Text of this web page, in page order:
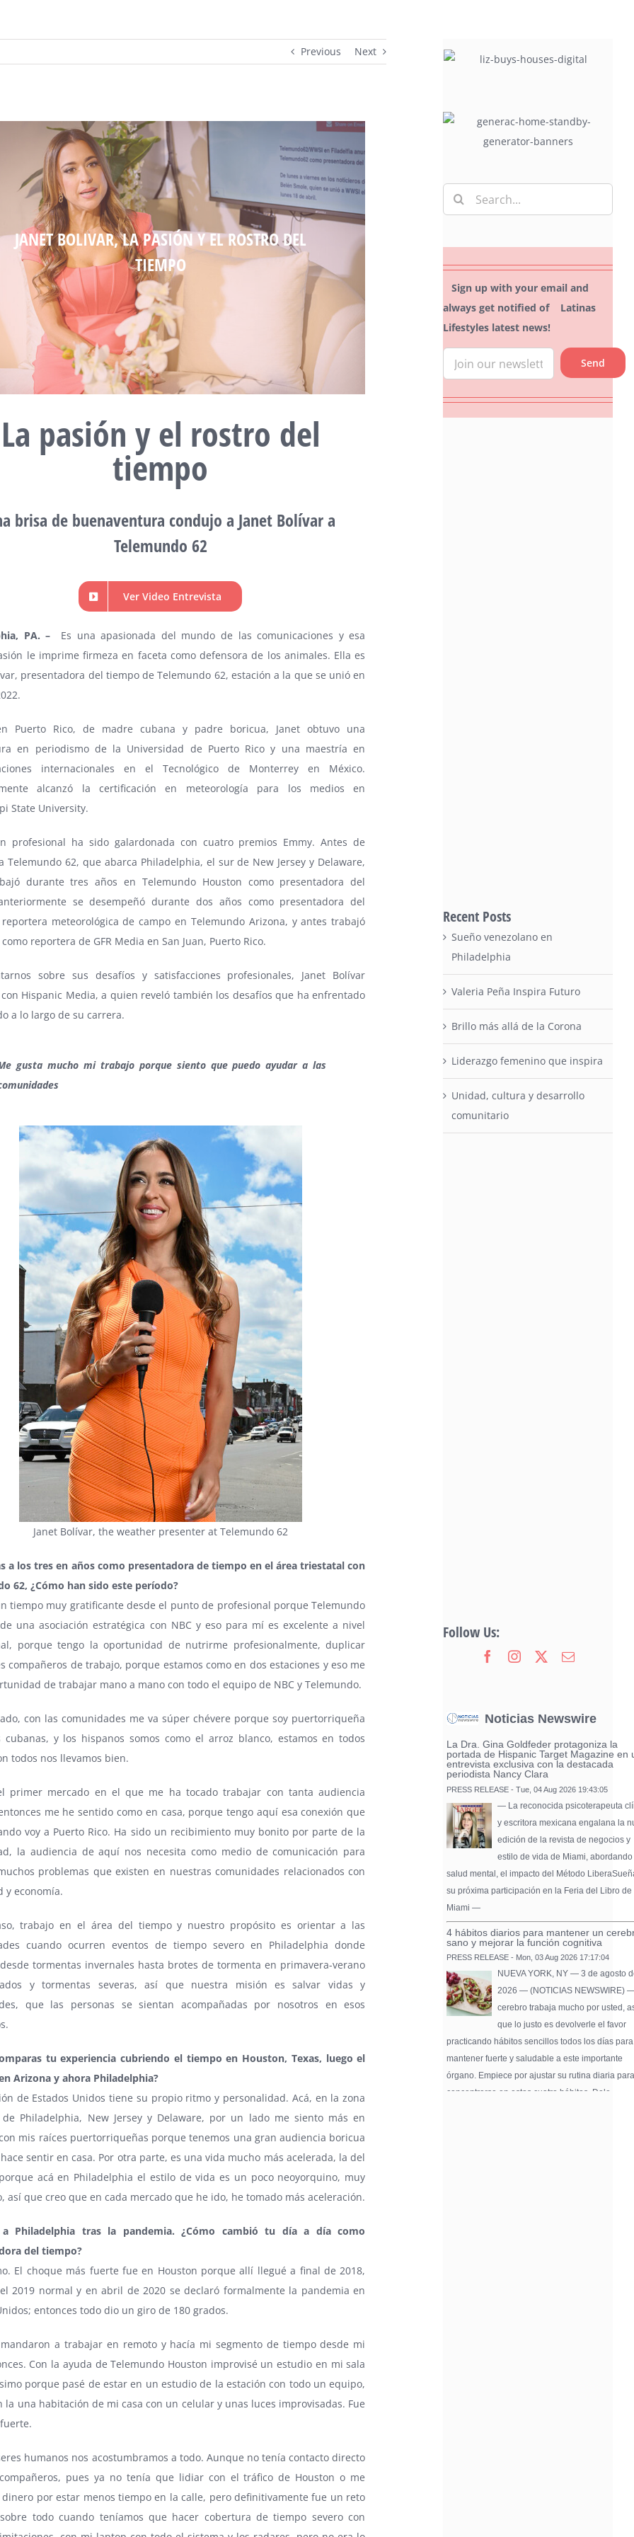
Previous Next
JANET BOLIVAR, LA PASIÓN Y EL ROSTRO DEL
TIEMPO
La pasión y el rostro del
tiempo
brisa de buenaventura condujo a Janet Bolívar a
Telemundo 62
Ver Video Entrevista
PA. – Es una apasionada del mundo de las comunicaciones y esa
le imprime firmeza en faceta como defensora de los animales. Ella es
presentadora del tiempo de Telemundo 62, estación a la que se unió en
Puerto Rico, de madre cubana y padre boricua, Janet obtuvo una
en periodismo de la Universidad de Puerto Rico y una maestría en
internacionales en el Tecnológico de Monterrey en México.
alcanzó la certificación en meteorología para los medios en
State University.
profesional ha sido galardonada con cuatro premios Emmy. Antes de
Telemundo 62, que abarca Philadelphia, el sur de New Jersey y Delaware,
durante tres años en Telemundo Houston como presentadora del
se desempeñó durante dos años como presentadora del
meteorológica de campo en Telemundo Arizona, y antes trabajó
reportera de GFR Media en San Juan, Puerto Rico.
sobre sus desafíos y satisfacciones profesionales, Janet Bolívar
Hispanic Media, a quien reveló también los desafíos que ha enfrentado
a lo largo de su carrera.
gusta mucho mi trabajo porque siento que puedo ayudar a las
Janet Bolívar, the weather presenter at Telemundo 62
a los tres en años como presentadora de tiempo en el área triestatal con
62, ¿Cómo han sido este período?
tiempo muy gratificante desde el punto de profesional porque Telemundo
una asociación estratégica con NBC y eso para mí es excelente a nivel
porque tengo la oportunidad de nutrirme profesionalmente, duplicar
compañeros de trabajo, porque estamos como en dos estaciones y eso me
de trabajar mano a mano con todo el equipo de NBC y Telemundo.
con las comunidades me va súper chévere porque soy puertorriqueña
cubanas, y los hispanos somos como el arroz blanco, estamos en todos
todos nos llevamos bien.
primer mercado en el que me ha tocado trabajar con tanta audiencia
me he sentido como en casa, porque tengo aquí esa conexión que
voy a Puerto Rico. Ha sido un recibimiento muy bonito por parte de la
la audiencia de aquí nos necesita como medio de comunicación para
problemas que existen en nuestras comunidades relacionados con
y economía.
trabajo en el área del tiempo y nuestro propósito es orientar a las
cuando ocurren eventos de tiempo severo en Philadelphia donde
tormentas invernales hasta brotes de tormenta en primavera-verano
y tormentas severas, así que nuestra misión es salvar vidas y
que las personas se sientan acompañadas por nosotros en esos
tu experiencia cubriendo el tiempo en Houston, Texas, luego el
Arizona y ahora Philadelphia?
de Estados Unidos tiene su propio ritmo y personalidad. Acá, en la zona
Philadelphia, New Jersey y Delaware, por un lado me siento más en
mis raíces puertorriqueñas porque tenemos una gran audiencia boricua
sentir en casa. Por otra parte, es una vida mucho más acelerada, la del
acá en Philadelphia el estilo de vida es un poco neoyorquino, muy
así que creo que en cada mercado que he ido, he tomado más aceleración.
a Philadelphia tras la pandemia. ¿Cómo cambió tu día a día como
del tiempo?
El choque más fuerte fue en Houston porque allí llegué a final de 2018,
2019 normal y en abril de 2020 se declaró formalmente la pandemia en
entonces todo dio un giro de 180 grados.
a trabajar en remoto y hacía mi segmento de tiempo desde mi
Con la ayuda de Telemundo Houston improvisé un estudio en mi sala
porque pasé de estar en un estudio de la estación con todo un equipo,
la una habitación de mi casa con un celular y unas luces improvisadas. Fue
humanos nos acostumbramos a todo. Aunque no tenía contacto directo
pues ya no tenía que lidiar con el tráfico de Houston o me
por estar menos tiempo en la calle, pero definitivamente fue un reto
todo cuando teníamos que hacer cobertura de tiempo severo con
Search
for:
Sign up with your email and
always get notified of Latinas
Lifestyles latest news!
Recent Posts
Sueño venezolano en
Philadelphia
Valeria Peña Inspira Futuro
Brillo más allá de la Corona
Liderazgo femenino que inspira
Unidad, cultura y desarrollo
comunitario
Follow Us:
Noticias Newswire
La Dra. Gina Goldfeder protagoniza la
portada de Hispanic Target Magazine en
entrevista exclusiva con la destacada
periodista Nancy Clara
PRESS RELEASE - Tue, 04 Aug 2026 19:43:05
— La reconocida psicoterapeuta
y escritora mexicana engalana la
edición de la revista de negocios y
estilo de vida de Miami,
salud mental, el impacto del Método
su próxima participación en la Feria del Libro de
Miami —
4 hábitos diarios para mantener un
sano y mejorar la función cognitiva
PRESS RELEASE - Mon, 03 Aug 2026 17:17:04
NUEVA YORK, NY — 3 de agosto
2026 — (NOTICIAS NEWSWIRE)
cerebro trabaja mucho por usted,
que lo justo es devolverle el favor
practicando hábitos sencillos todos los días para
mantener fuerte y saludable a este importante
órgano. Empiece por ajustar su rutina diaria
concentrarse en estos cuatro hábitos. Dele …